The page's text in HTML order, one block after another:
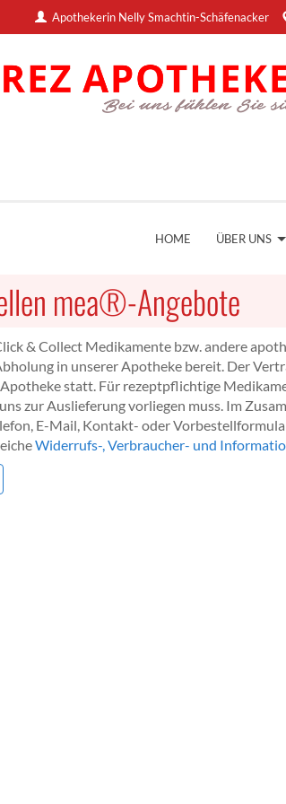
Apothekerin Nelly Smachtin-Schäfenacker
HOME ÜBER UNS
mea®-Angebote
& Collect Medikamente bzw. andere
in unserer Apotheke bereit. Der
statt. Für rezeptpflichtige
zur Auslieferung vorliegen muss. Im
E-Mail, Kontakt- oder
Widerrufs-, Verbraucher- und